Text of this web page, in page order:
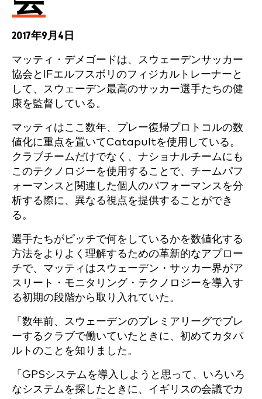
2017年9月4日
マッティ・デメゴードは、スウェーデンサッカー
協会とIFエルフスボリのフィジカルトレーナーと
して、スウェーデン最高のサッカー選手たちの健
康を監督している。
マッティはここ数年、プレー復帰プロトコルの数
値化に重点を置いてCatapultを使用している。
クラブチームだけでなく、ナショナルチームにも
このテクノロジーを使用することで、チームパフ
ォーマンスと関連した個人のパフォーマンスを分
析する際に、異なる視点を提供することができ
る。
選手たちがピッチで何をしているかを数値化する
方法をよりよく理解するための革新的なアプロー
チで、マッティはスウェーデン・サッカー界がア
スリート・モニタリング・テクノロジーを導入す
る初期の段階から取り入れていた。
「数年前、スウェーデンのプレミアリーグでプレ
ーするクラブで働いていたときに、初めてカタパ
ルトのことを知りました。
「GPSシステムを導入しようと思って、いろいろ
なシステムを探したときに、イギリスの会議でカ